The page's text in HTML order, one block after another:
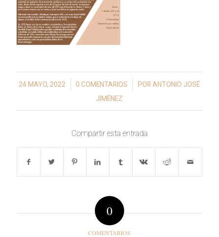
24 MAYO, 2022
/ 0 COMENTARIOS
/ PORANTONIO JOSÉ
JIMÉNEZ
Compartir esta entrada
0
COMENTARIOS